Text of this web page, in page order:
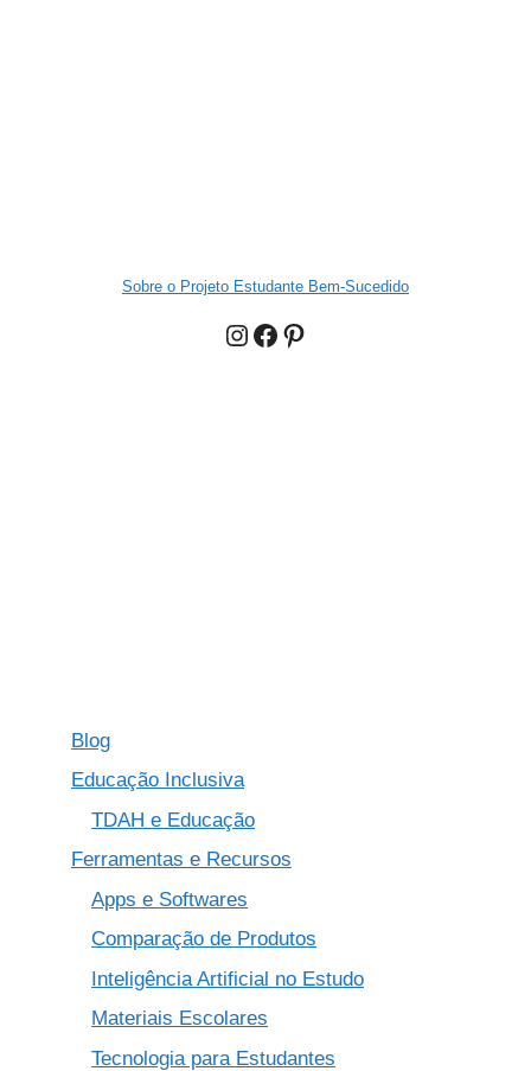
Sobre o Projeto Estudante Bem-Sucedido
Instagram
Facebook
Pinterest
Blog
Educação Inclusiva
TDAH e Educação
Ferramentas e Recursos
Apps e Softwares
Comparação de Produtos
Inteligência Artificial no Estudo
Materiais Escolares
Tecnologia para Estudantes